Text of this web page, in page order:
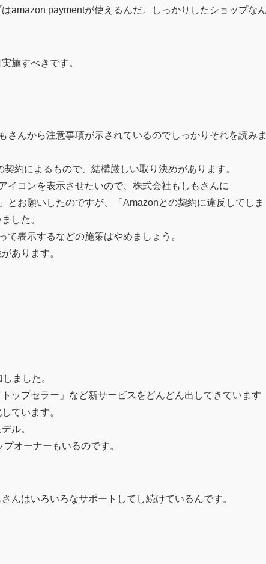
amazon paymentが使えるんだ。しっかりしたショップな
施すべきです。
さんから注意事項が示されているのでしっかりそれを読み
約によるもので、結構厳しい取り決めがあります。
イコンを表示させたいので、株式会社もしもさんに
とお願いしたのですが、「Amazonとの契約に違反してしま
した。
表示するなどの施策はやめましょう。
あります。
ました。
ップセラー」など新サービスをどんどん出してきています
ています。
ル。
オーナーもいるのです。
んはいろいろなサポートしてし続けているんです。